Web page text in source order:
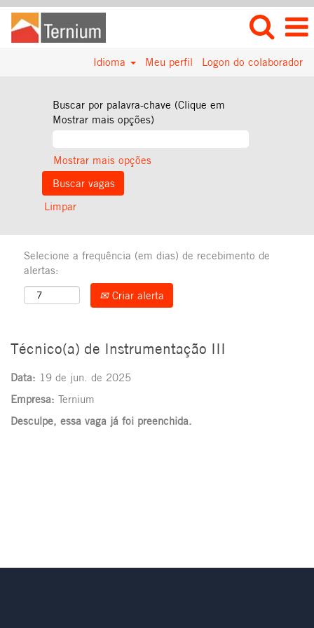
Idioma Meu perfil Logon do colaborador
Buscar por palavra-chave (Clique em
Mostrar mais opções)
Mostrar mais opções
Limpar
Selecione a frequência (em dias) de recebimento de
alertas:
Criar alerta
Técnico(a) de Instrumentação III
Data: 19 de jun. de 2025
Empresa: Ternium
Desculpe, essa vaga já foi preenchida.